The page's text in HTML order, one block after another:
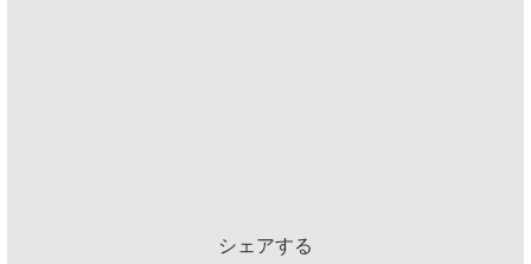
シェアする